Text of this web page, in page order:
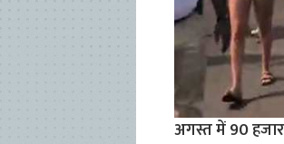
अगस्त में 90 हजार